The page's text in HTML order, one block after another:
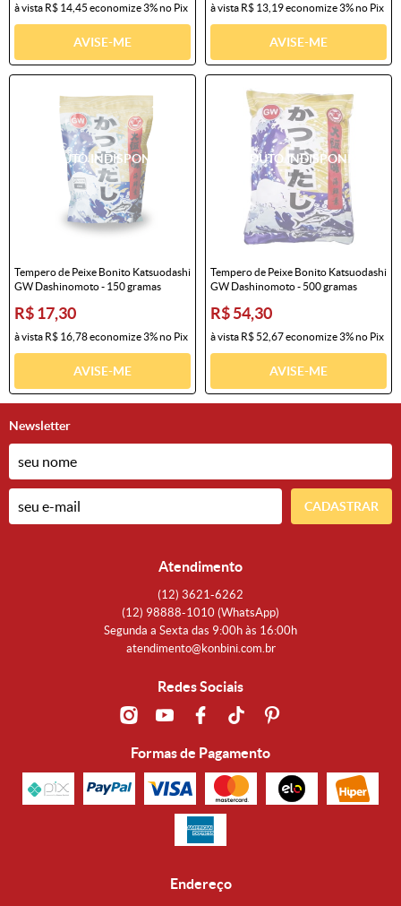
à vista R$ 14,45 economize3%no Pix
AVISE-ME
à vista R$ 13,19economize3%no Pix
AVISE-ME
Tempero de Peixe Bonito Katsuodashi
GW Dashinomoto - 150 gramas
R$ 17,30
à vista R$ 16,78economize3%no Pix
AVISE-ME
Tempero de Peixe Bonito Katsuodashi
GW Dashinomoto - 500 gramas
R$ 54,30
à vista R$ 52,67economize3%no Pix
AVISE-ME
Newsletter
CADASTRAR
Atendimento
(12) 3621-6262
(12) 98888-1010 (WhatsApp)
Segunda a Sexta das 9:00h às 16:00h
atendimento@konbini.com.br
Redes Sociais
Formas de Pagamento
Endereço